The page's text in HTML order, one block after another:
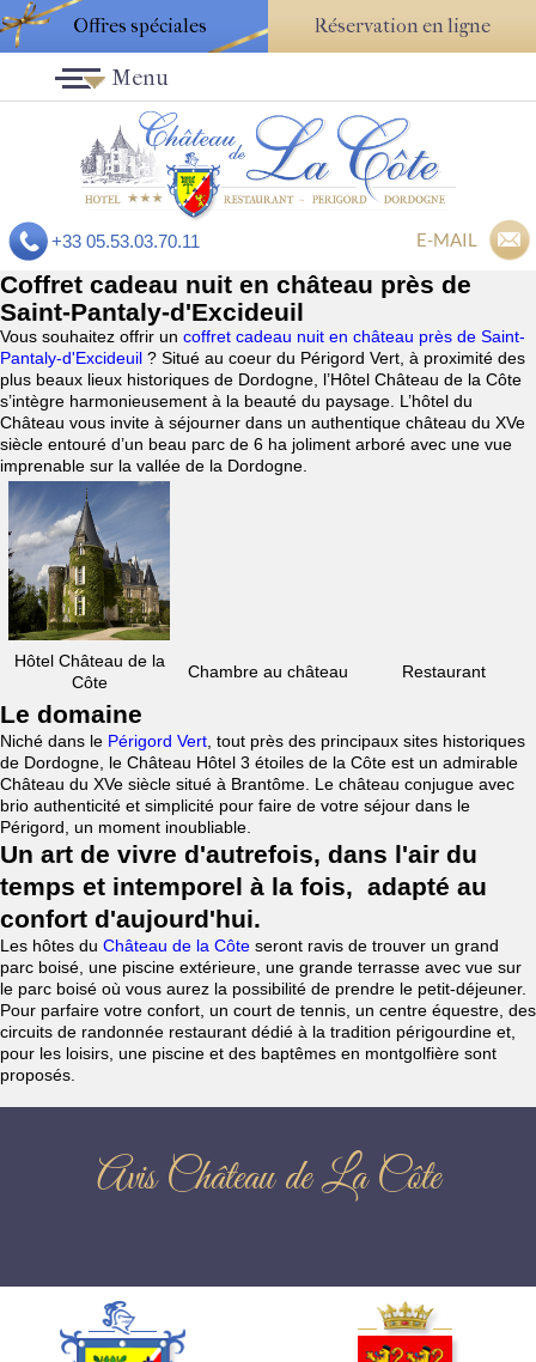
Offres spéciales Réservation en ligne
+33 05.53.03.70.11 E-MAIL
Menu
Coffret cadeau nuit en château près de
Saint-Pantaly-d'Excideuil
Vous souhaitez offrir un coffret cadeau nuit en château près de Saint-
Pantaly-d'Excideuil ? Situé au coeur du Périgord Vert, à proximité des
plus beaux lieux historiques de Dordogne, l’Hôtel Château de la Côte
s’intègre harmonieusement à la beauté du paysage. L’hôtel du
Château vous invite à séjourner dans un authentique château du XVe
siècle entouré d’un beau parc de 6 ha joliment arboré avec une vue
imprenable sur la vallée de la Dordogne.
Hôtel Château de la
Côte
Chambre au château Restaurant
Le domaine
Niché dans le Périgord Vert , tout près des principaux sites historiques
de Dordogne, le Château Hôtel 3 étoiles de la Côte est un admirable
Château du XVe siècle situé à Brantôme. Le château conjugue avec
brio authenticité et simplicité pour faire de votre séjour dans le
Périgord, un moment inoubliable.
Un art de vivre d'autrefois, dans l'air du
temps et intemporel à la fois, adapté au
confort d'aujourd'hui.
Les hôtes du Château de la Côte seront ravis de trouver un grand
parc boisé, une piscine extérieure, une grande terrasse avec vue sur
le parc boisé où vous aurez la possibilité de prendre le petit-déjeuner.
Pour parfaire votre confort, un court de tennis, un centre équestre, des
circuits de randonnée restaurant dédié à la tradition périgourdine et,
pour les loisirs, une piscine et des baptêmes en montgolfière sont
proposés.
Avis Château de La Côte